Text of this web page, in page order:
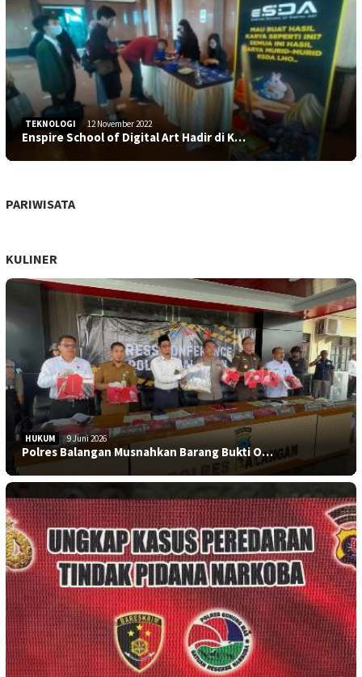
TEKNOLOGI 12 November 2022
Enspire School of Digital Art Hadir di K…
PARIWISATA
KULINER
HUKUM 9 Juni 2026
Polres Balangan Musnahkan Barang Bukti O…